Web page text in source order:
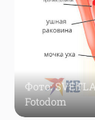
Фото:
Fotodom